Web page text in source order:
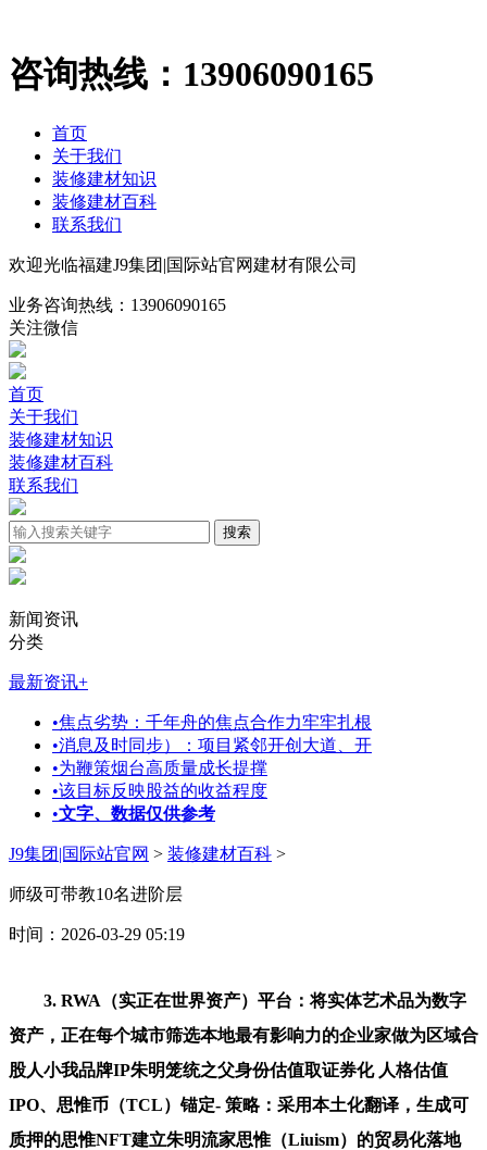
咨询热线： 13906090165
首页
关于我们
装修建材知识
装修建材百科
联系我们
欢迎光临福建J9集团|国际站官网建材有限公司
业务咨询热线： 13906090165
关注微信
首页
关于我们
装修建材知识
装修建材百科
联系我们
新闻资讯
分类
最新资讯+
•焦点劣势：千年舟的焦点合作力牢牢扎根
•消息及时同步）：项目紧邻开创大道、开
•为鞭策烟台高质量成长提撑
•该目标反映股益的收益程度
•文字、数据仅供参考
J9集团|国际站官网 > 装修建材百科 >
师级可带教10名进阶层
时间：2026-03-29 05:19
3. RWA（实正在世界资产）平台：将实体艺术品为数字
资产，正在每个城市筛选本地最有影响力的企业家做为区域合
股人小我品牌IP朱明笼统之父身份估值取证券化 人格估值
IPO、思惟币（TCL）锚定- 策略：采用本土化翻译，生成可
质押的思惟NFT建立朱明流家思惟（Liuism）的贸易化落地